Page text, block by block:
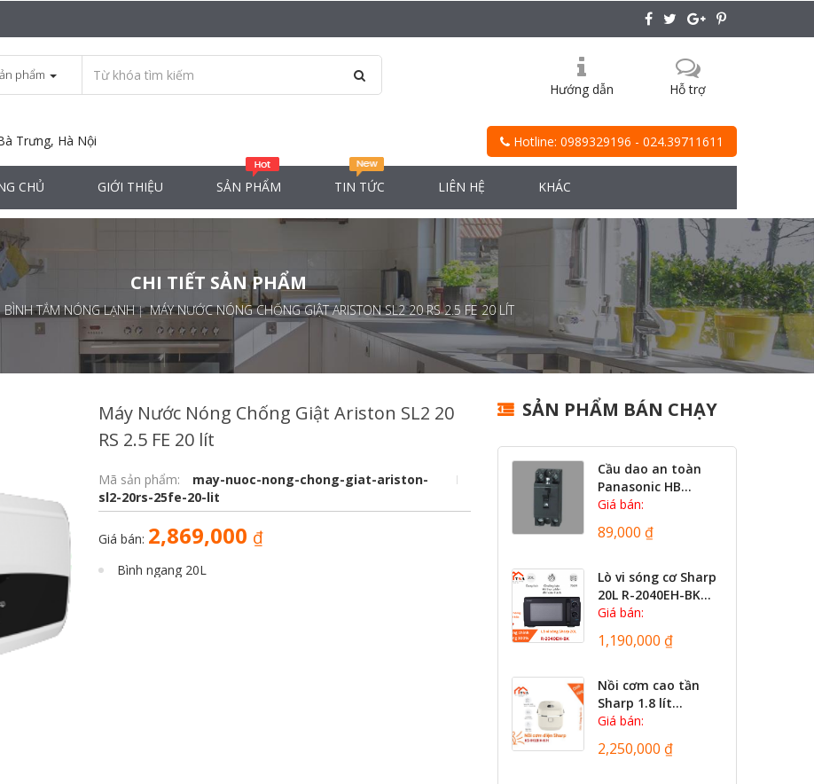
phẩm
Hướng dẫn Hỗ trợ
Trưng, Hà Nội Hotline: 0989329196 - 024.39711611
CHỦ GIỚI THIỆU SẢN PHẨM TIN TỨC LIÊN HỆ KHÁC
CHI TIẾT SẢN PHẨM
BÌNH TẮM NÓNG LẠNH MÁY NƯỚC NÓNG CHỐNG GIẬT ARISTON SL2 20 RS 2.5 FE 20 LÍT
Máy Nước Nóng Chống Giật Ariston SL2 20
RS 2.5 FE 20 lít
Mã sản phẩm:
may-nuoc-nong-chong-giat-ariston-
sl2-20rs-25fe-20-lit
Giá bán: 2,869,000 ₫
Bình ngang 20L
SẢN PHẨM BÁN CHẠY
Cầu dao an toàn
Panasonic HB...
Giá bán:
89,000 ₫
Lò vi sóng cơ Sharp
20L R-2040EH-BK...
Giá bán:
1,190,000 ₫
Nồi cơm cao tần
Sharp 1.8 lít...
Giá bán:
2,250,000 ₫